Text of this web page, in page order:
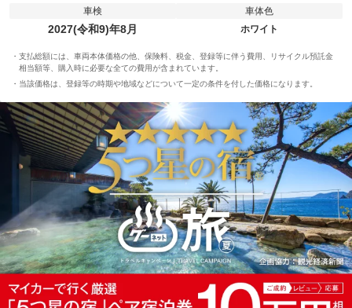
車検
2027(令和9)年8月
車体色
ホワイト
支払総額には、車両本体価格の他、保険料、税金、登録等に伴う費用、リサイクル預託金
相当額等、購入時に必要な全ての費用が含まれています。
当該価格は、登録等の時期や地域などについて一定の条件を付した価格になります。